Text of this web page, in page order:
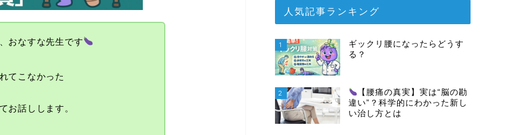
おなすな先生です
てこなかった
お話しします。
人気記事ランキング
1
ギックリ腰になったらどうす
る？
2
【腰痛の真実】実は“脳の勘
違い”？科学的にわかった新し
い治し方とは